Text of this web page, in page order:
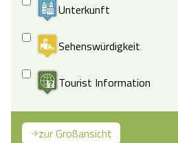
Unterkunft
Sehenswürdigkeit
Tourist Information
zur Großansicht